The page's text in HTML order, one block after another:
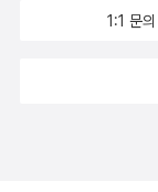
해 사용할 근육도
캐릭터를 애써 연
다. 모름지기 “어
물려주고 가르친
1:1 문의